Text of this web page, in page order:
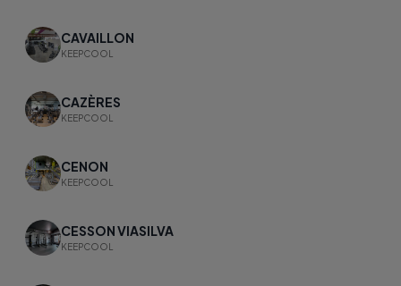
CAVAILLON
KEEPCOOL
CAZÈRES
KEEPCOOL
CENON
KEEPCOOL
CESSON VIASILVA
KEEPCOOL